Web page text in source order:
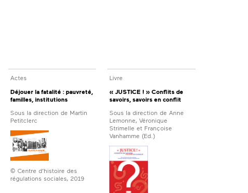
Actes
Déjouer la fatalité : pauvreté,
familles, institutions
Sous la direction de Martin
Petitclerc
© Centre d’histoire des
régulations sociales, 2019
Livre
« JUSTICE ! » Conflits de
savoirs, savoirs en conflit
Sous la direction de Anne
Lemonne, Véronique
Strimelle et Françoise
Vanhamme (Ed.)